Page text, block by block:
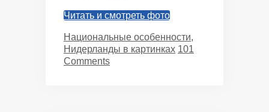
Читать и смотреть фото
Categories
Национальные особенности,
Нидерланды в картинках 101
Comments